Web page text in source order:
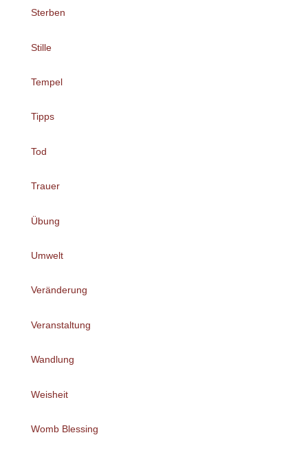
Sterben
Stille
Tempel
Tipps
Tod
Trauer
Übung
Umwelt
Veränderung
Veranstaltung
Wandlung
Weisheit
Womb Blessing